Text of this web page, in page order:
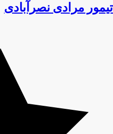
تیمور مرادی نصرآبادی